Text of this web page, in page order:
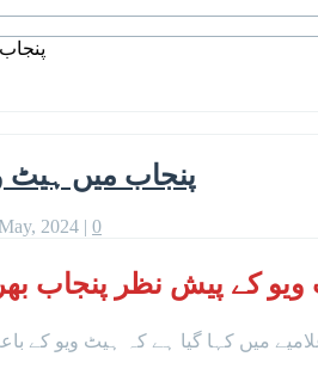
پنجاب
پنجاب میں ہیٹ ویو کے پیش
2024 | 0
نظر پنجاب بھر کے تمام اسکول 7 روز کے لیے
ہے کہ ہیٹ ویو کے باعث پنجاب کے اسکولوں کو